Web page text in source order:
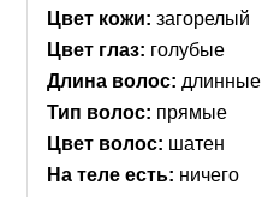
Цвет кожи: загорелый
Цвет глаз: голубые
Длина волос: длинные
Тип волос: прямые
Цвет волос: шатен
На теле есть: ничего